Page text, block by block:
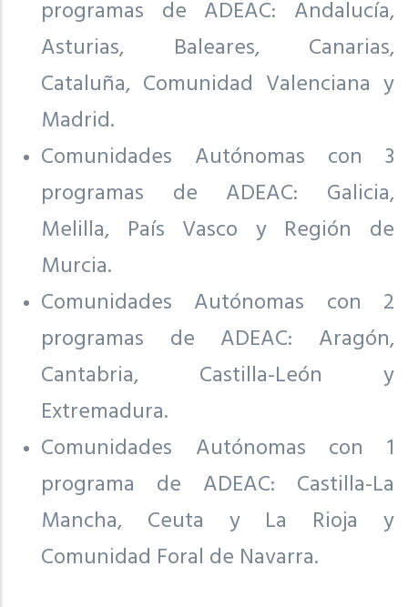
programas de ADEAC: Andalucía,
Asturias, Baleares, Canarias,
Cataluña, Comunidad Valenciana y
Madrid.
Comunidades Autónomas con 3
programas de ADEAC: Galicia,
Melilla, País Vasco y Región de
Murcia.
Comunidades Autónomas con 2
programas de ADEAC: Aragón,
Cantabria, Castilla-León y
Extremadura.
Comunidades Autónomas con 1
programa de ADEAC: Castilla-La
Mancha, Ceuta y La Rioja y
Comunidad Foral de Navarra.